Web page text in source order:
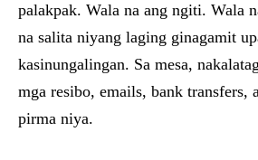
palakpak. Wala na ang ngiti. Wala
na salita niyang laging ginagamit
kasinungalingan. Sa mesa,
mga resibo, emails, bank transfers,
pirma niya.